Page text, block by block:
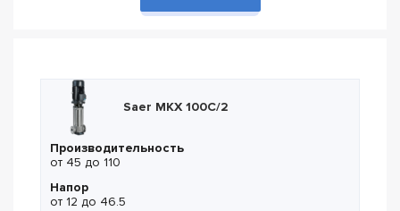
Saer MKX 100C/2
Производительность
от 45 до 110
Напор
от 12 до 46.5